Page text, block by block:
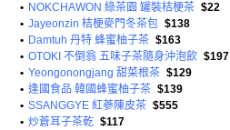
• NOKCHAWON 綠茶園 罐裝桔梗茶 $22
• Jayeonzin 桔梗麥門冬茶包 $138
• Damtuh 丹特 蜂蜜柚子茶 $163
• OTOKI 不倒翁 五味子茶隨身沖泡飲 $197
• Yeongonongjang 甜菜根茶 $129
• 逢國食品 韓國蜂蜜柚子茶 $139
• SSANGGYE 紅蔘陳皮茶 $555
• 炒蒼耳子茶乾 $117